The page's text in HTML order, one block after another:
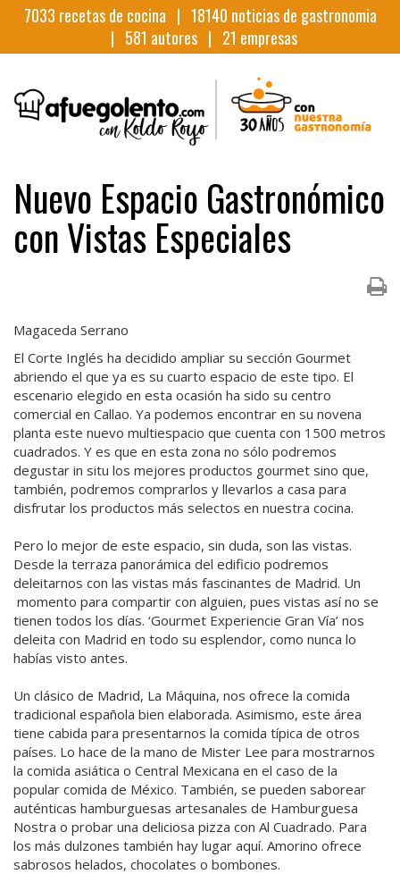
7033 recetas de cocina | 18140 noticias de gastronomia
| 581 autores | 21 empresas
Nuevo Espacio Gastronómico
con Vistas Especiales
Magaceda Serrano
El Corte Inglés ha decidido ampliar su sección Gourmet
abriendo el que ya es su cuarto espacio de este tipo. El
escenario elegido en esta ocasión ha sido su centro
comercial en Callao. Ya podemos encontrar en su novena
planta este nuevo multiespacio que cuenta con 1500 metros
cuadrados. Y es que en esta zona no sólo podremos
degustar in situ los mejores productos gourmet sino que,
también, podremos comprarlos y llevarlos a casa para
disfrutar los productos más selectos en nuestra cocina.
Pero lo mejor de este espacio, sin duda, son las vistas.
Desde la terraza panorámica del edificio podremos
deleitarnos con las vistas más fascinantes de Madrid. Un
momento para compartir con alguien, pues vistas así no se
tienen todos los días. ‘Gourmet Experiencie Gran Vía’ nos
deleita con Madrid en todo su esplendor, como nunca lo
habías visto antes.
Un clásico de Madrid, La Máquina, nos ofrece la comida
tradicional española bien elaborada. Asimismo, este área
tiene cabida para presentarnos la comida típica de otros
países. Lo hace de la mano de Mister Lee para mostrarnos
la comida asiática o Central Mexicana en el caso de la
popular comida de México. También, se pueden saborear
auténticas hamburguesas artesanales de Hamburguesa
Nostra o probar una deliciosa pizza con Al Cuadrado. Para
los más dulzones también hay lugar aquí. Amorino ofrece
sabrosos helados, chocolates o bombones.